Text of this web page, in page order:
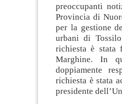
preoccupanti
Provincia di
per la gestione
urbani di
richiesta è
Marghine. In
doppiamente
richiesta è stata
presidente